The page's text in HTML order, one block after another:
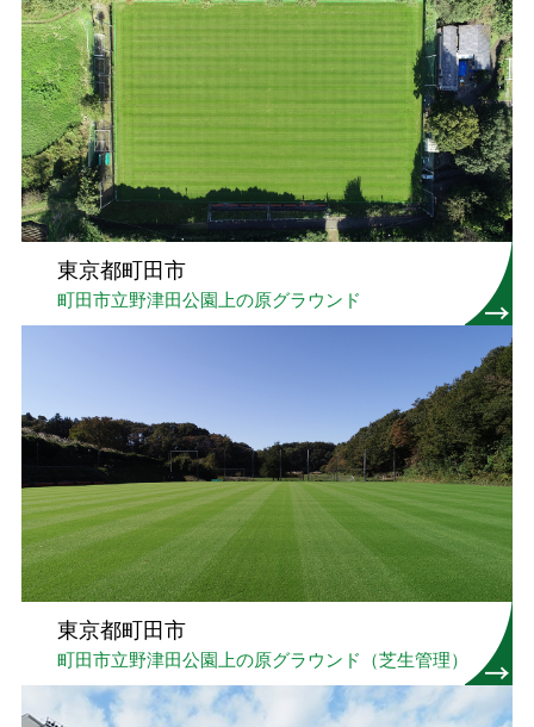
東京都町田市
町田市立野津田公園上の原グラウンド
東京都町田市
町田市立野津田公園上の原グラウンド（芝生管理）